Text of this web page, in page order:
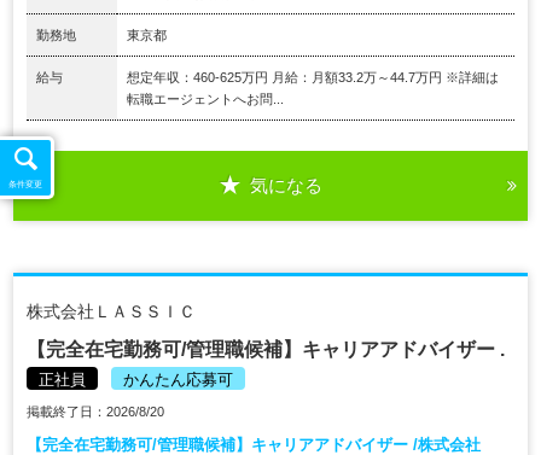
勤務地 東京都
給与
想定年収：460-625万円 月給：月額33.2万～44.7万円 ※詳細は
転職エージェントへお問...
気になる
株式会社ＬＡＳＳＩＣ
【完全在宅勤務可/管理職候補】キャリアアドバイザー .
正社員 かんたん応募可
掲載終了日：2026/8/20
【完全在宅勤務可/管理職候補】キャリアアドバイザー /株式会社
条件変更